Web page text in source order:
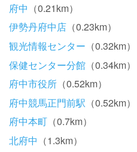
府中 （0.21km）
伊勢丹府中店 （0.23km）
観光情報センター （0.32km）
保健センター分館 （0.34km）
府中市役所 （0.52km）
府中競馬正門前駅 （0.52km）
府中本町 （0.7km）
北府中 （1.3km）